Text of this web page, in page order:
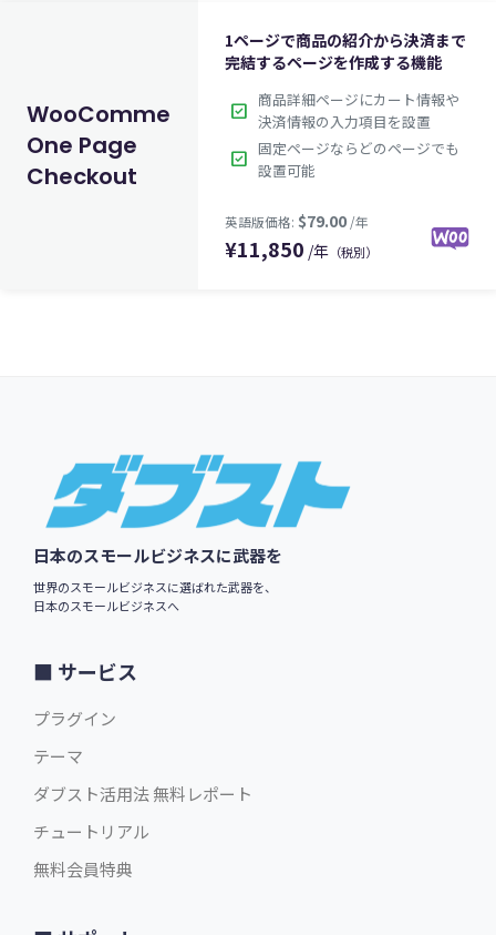
英語版価格: $49.00
WooCommerce
One Page
Checkout
1ページで商品の紹介から決済まで
完結するページを作成する機能
check_box 商品詳細ページにカート情報や
決済情報の入力項目を設置
check_box 固定ページならどのページでも
設置可能
英語版価格:
¥11,850 /年 （税別）
Footer
日本のスモールビジネスに武器を
世界のスモールビジネスに選ばれた武器を、
日本のスモールビジネスへ
サービス
プラグイン
テーマ
ダブスト活用法 無料レポート
チュートリアル
無料会員特典